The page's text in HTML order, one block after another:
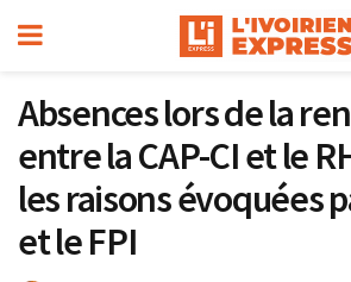
Absences lors de la
entre la CAP-CI et le
les raisons évoquées
et le FPI